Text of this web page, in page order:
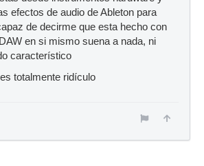
efectos de audio de Ableton para
de decirme que esta hecho con
en si mismo suena a nada, ni
característico
totalmente ridículo